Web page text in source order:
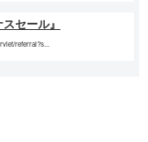
セール』
referral?s...